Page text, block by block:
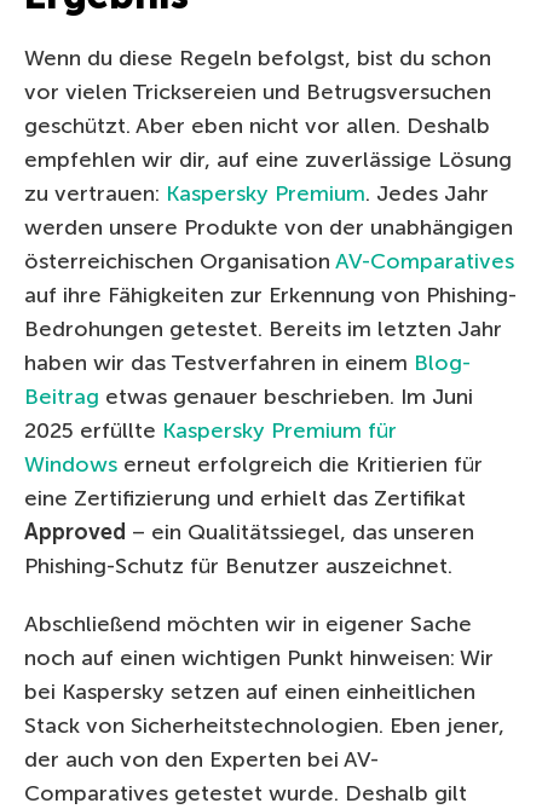
Wenn du diese Regeln befolgst, bist du schon
vor vielen Tricksereien und Betrugsversuchen
geschützt. Aber eben nicht vor allen. Deshalb
empfehlen wir dir, auf eine zuverlässige Lösung
zu vertrauen: Kaspersky Premium. Jedes Jahr
werden unsere Produkte von der unabhängigen
österreichischen Organisation AV-Comparatives
auf ihre Fähigkeiten zur Erkennung von Phishing-
Bedrohungen getestet. Bereits im letzten Jahr
haben wir das Testverfahren in einem Blog-
Beitrag etwas genauer beschrieben. Im Juni
2025 erfüllte Kaspersky Premium für
Windows erneut erfolgreich die Kritierien für
eine Zertifizierung und erhielt das Zertifikat
Approved – ein Qualitätssiegel, das unseren
Phishing-Schutz für Benutzer auszeichnet.
Abschließend möchten wir in eigener Sache
noch auf einen wichtigen Punkt hinweisen: Wir
bei Kaspersky setzen auf einen einheitlichen
Stack von Sicherheitstechnologien. Eben jener,
der auch von den Experten bei AV-
Comparatives getestet wurde. Deshalb gilt